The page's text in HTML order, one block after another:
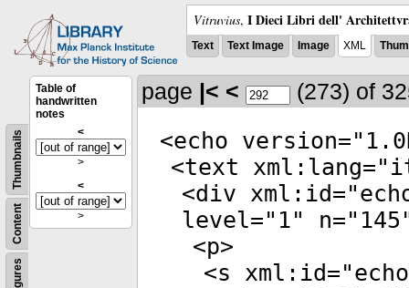
Vitruvius, I Dieci Libri dell'
Text Text Image Image XML
Figures
Content
Thumbnails
Table of
handwritten
notes
<
>
<
>
page |< < (273) of
<echo version="
<text xml:lang="
<div xml:id="
level=" 1" n=" 145
<p>
<s xml:id="